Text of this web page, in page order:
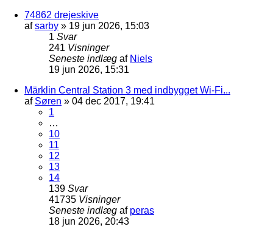
74862 drejeskive
afsarby » 19 jun 2026, 15:03
1 Svar
241 Visninger
Seneste indlæg af Niels
19 jun 2026, 15:31
Märklin Central Station 3 med indbygget Wi-Fi...
af Søren » 04 dec 2017, 19:41
1
…
10
11
12
13
14
139 Svar
41735 Visninger
Seneste indlæg af peras
18 jun 2026, 20:43